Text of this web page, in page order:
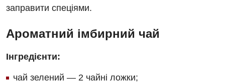
заправити спеціями.
Ароматний імбирний чай
Інгредієнти:
чай зелений — 2 чайні ложки;